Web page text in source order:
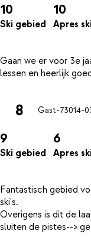
10
Ski gebied
10
Apres ski
Gaan we er voor 3e
8 Gast-73014-
9
Ski gebied
6
Apres ski
Fantastisch gebied
ski's.
Overigens is dit de